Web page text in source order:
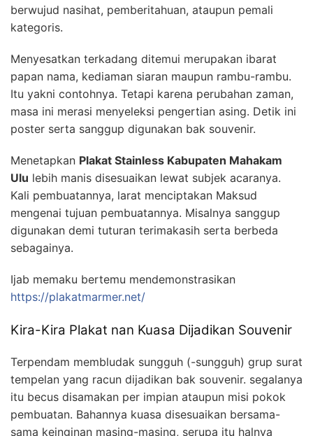
berwujud nasihat, pemberitahuan, ataupun pemali
kategoris.
Menyesatkan terkadang ditemui merupakan ibarat
papan nama, kediaman siaran maupun rambu-rambu.
Itu yakni contohnya. Tetapi karena perubahan zaman,
masa ini merasi menyeleksi pengertian asing. Detik ini
poster serta sanggup digunakan bak souvenir.
Menetapkan Plakat Stainless Kabupaten Mahakam
Ulu lebih manis disesuaikan lewat subjek acaranya.
Kali pembuatannya, larat menciptakan Maksud
mengenai tujuan pembuatannya. Misalnya sanggup
digunakan demi tuturan terimakasih serta berbeda
sebagainya.
Ijab memaku bertemu mendemonstrasikan
https://plakatmarmer.net/
Kira-Kira Plakat nan Kuasa Dijadikan Souvenir
Terpendam membludak sungguh (-sungguh) grup surat
tempelan yang racun dijadikan bak souvenir. segalanya
itu becus disamakan per impian ataupun misi pokok
pembuatan. Bahannya kuasa disesuaikan bersama-
sama keinginan masing-masing, serupa itu halnya